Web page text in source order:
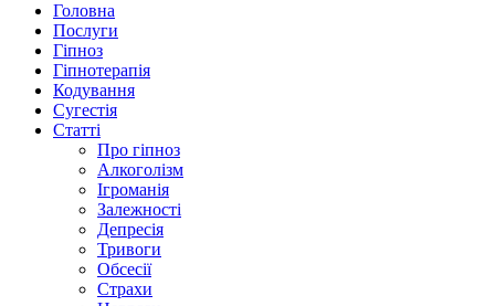
Головна
Послуги
Гіпноз
Гіпнотерапія
Кодування
Сугестія
Статті
Про гіпноз
Алкоголізм
Ігроманія
Залежності
Депресія
Тривоги
Обсесії
Страхи